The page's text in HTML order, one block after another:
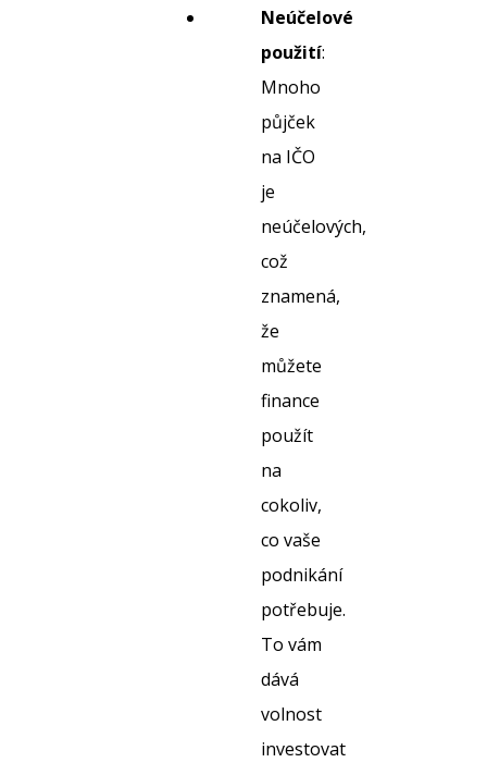
Neúčelové
použití:
Mnoho
půjček
na IČO
je
neúčelových,
což
znamená,
že
můžete
finance
použít
na
cokoliv,
co vaše
podnikání
potřebuje.
To vám
dává
volnost
investovat